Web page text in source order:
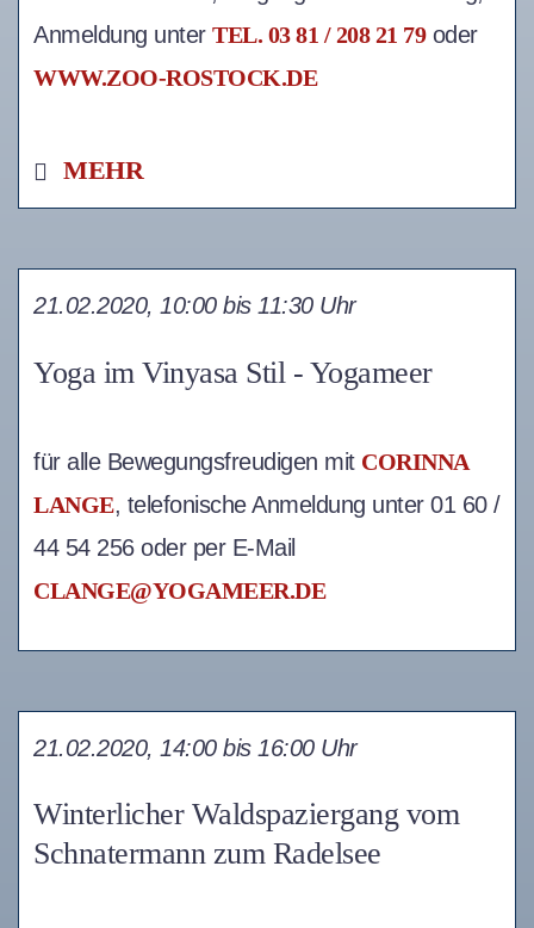
Anmeldung unter TEL. 03 81 / 208 21 79oder
WWW.ZOO-ROSTOCK.DE
MEHR
Yoga im Vinyasa Stil - Yogameer
21.02.2020, 10:00 bis 11:30 Uhr
für alle Bewegungsfreudigen mit CORINNA
LANGE, telefonische Anmeldung unter 01 60 /
44 54 256 oder per E-Mail
CLANGE@YOGAMEER.DE
Winterlicher Waldspaziergang vom
Schnatermann zum Radelsee
21.02.2020, 14:00 bis 16:00 Uhr